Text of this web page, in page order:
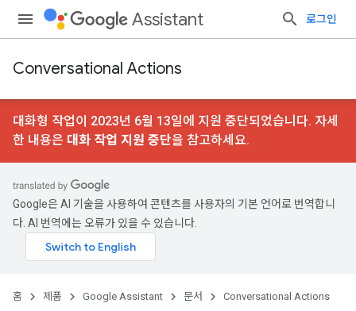
Assistant 로그인
Conversational Actions
대화형 작업이 2023년 6월 13일에 지원 중단되었습니다. 자세
한 내용은 대화 작업 지원 중단을 참고하세요.
Google은 AI 기술을 사용하여 콘텐츠를 사용자의 기본 언어로 번역합니
다. AI 번역에는 오류가 있을 수 있습니다.
홈 제품 Google Assistant 문서 Conversational Actions